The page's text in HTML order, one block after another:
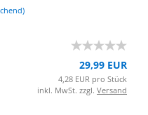
29,99 EUR
4,28 EUR pro Stück
inkl. MwSt. zzgl. Versand